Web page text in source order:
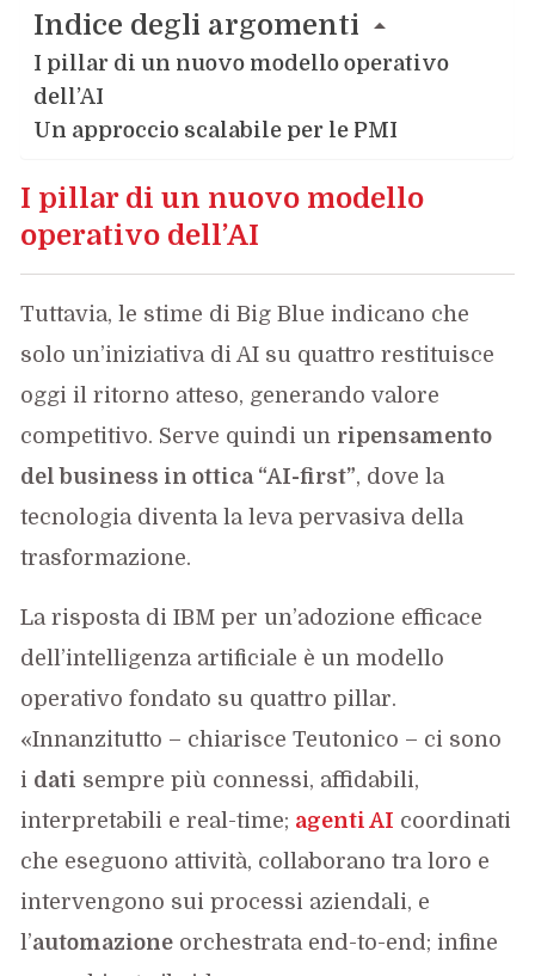
Indice degli argomenti
I pillar di un nuovo modello operativo
dell’AI
Un approccio scalabile per le PMI
I pillar di un nuovo modello
operativo dell’AI
Tuttavia, le stime di Big Blue indicano che
solo un’iniziativa di AI su quattro restituisce
oggi il ritorno atteso, generando valore
competitivo. Serve quindi un ripensamento
del business in ottica “AI-first”, dove la
tecnologia diventa la leva pervasiva della
trasformazione.
La risposta di IBM per un’adozione efficace
dell’intelligenza artificiale è un modello
operativo fondato su quattro pillar.
«Innanzitutto – chiarisce Teutonico – ci sono
i dati sempre più connessi, affidabili,
interpretabili e real-time; agenti AI coordinati
che eseguono attività, collaborano tra loro e
intervengono sui processi aziendali, e
l’automazione orchestrata end-to-end; infine